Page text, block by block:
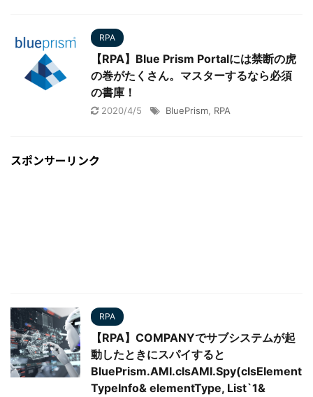
RPA
【RPA】Blue Prism Portalには禁断の虎
の巻がたくさん。マスターするなら必須
の書庫！
2020/4/5 BluePrism RPA
スポンサーリンク
RPA
【RPA】COMPANYでサブシステムが起
動したときにスパイすると
BluePrism.AMI.clsAMI.Spy(clsElement
TypeInfo& elementType, List`1&